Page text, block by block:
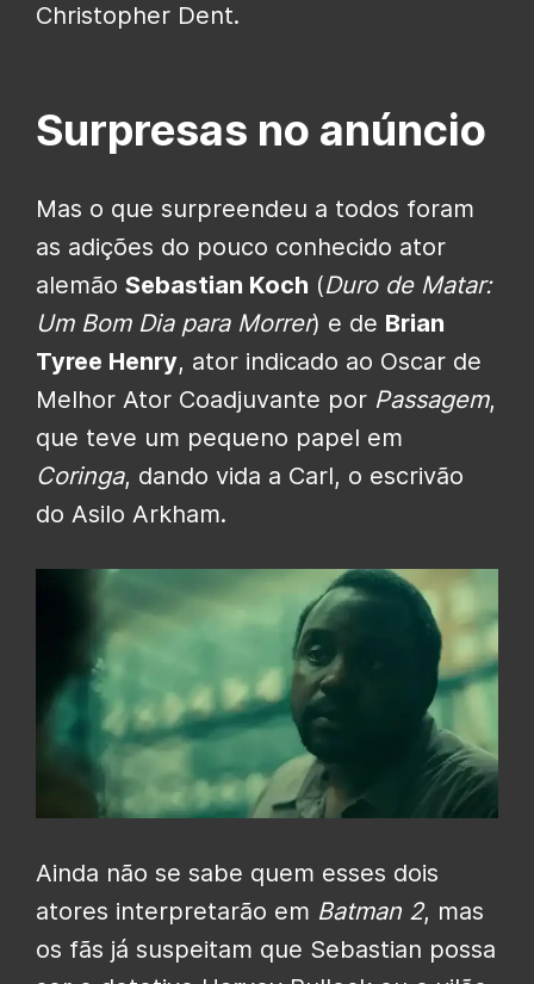
Christopher Dent.
Surpresas no anúncio
Mas o que surpreendeu a todos foram
as adições do pouco conhecido ator
alemão Sebastian Koch (Duro de Matar:
Um Bom Dia para Morrer) e de Brian
Tyree Henry, ator indicado ao Oscar de
Melhor Ator Coadjuvante por Passagem,
que teve um pequeno papel em
Coringa, dando vida a Carl, o escrivão
do Asilo Arkham.
Ainda não se sabe quem esses dois
atores interpretarão em Batman 2, mas
os fãs já suspeitam que Sebastian possa